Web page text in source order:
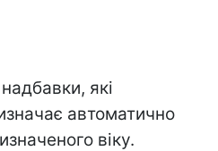
які
автоматично
віку.